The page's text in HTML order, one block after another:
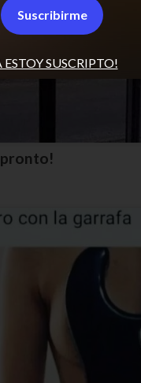
pronto!
ESTOY SUSCRIPTO!
Suscribirme